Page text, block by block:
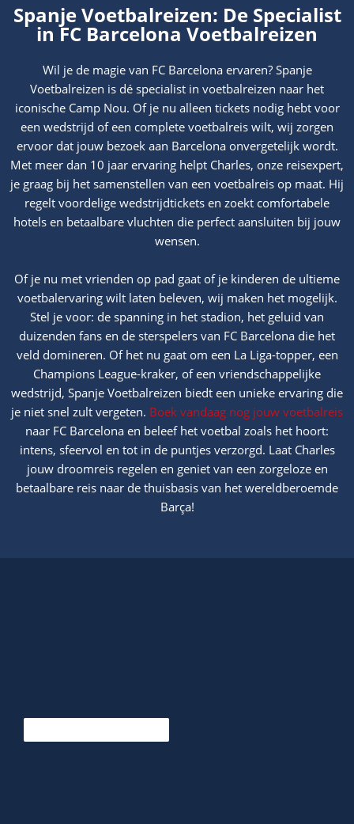
Spanje Voetbalreizen: De Specialist
in FC Barcelona Voetbalreizen
Wil je de magie van FC Barcelona ervaren? Spanje
Voetbalreizen is dé specialist in voetbalreizen naar het
iconische Camp Nou. Of je nu alleen tickets nodig hebt voor
een wedstrijd of een complete voetbalreis wilt, wij zorgen
ervoor dat jouw bezoek aan Barcelona onvergetelijk wordt.
Met meer dan 10 jaar ervaring helpt Charles, onze reisexpert,
je graag bij het samenstellen van een voetbalreis op maat. Hij
regelt voordelige wedstrijdtickets en zoekt comfortabele
hotels en betaalbare vluchten die perfect aansluiten bij jouw
wensen.
Of je nu met vrienden op pad gaat of je kinderen de ultieme
voetbalervaring wilt laten beleven, wij maken het mogelijk.
Stel je voor: de spanning in het stadion, het geluid van
duizenden fans en de sterspelers van FC Barcelona die het
veld domineren. Of het nu gaat om een La Liga-topper, een
Champions League-kraker, of een vriendschappelijke
wedstrijd, Spanje Voetbalreizen biedt een unieke ervaring die
je niet snel zult vergeten. Boek vandaag nog jouw voetbalreis
naar FC Barcelona en beleef het voetbal zoals het hoort:
intens, sfeervol en tot in de puntjes verzorgd. Laat Charles
jouw droomreis regelen en geniet van een zorgeloze en
betaalbare reis naar de thuisbasis van het wereldberoemde
Barça!